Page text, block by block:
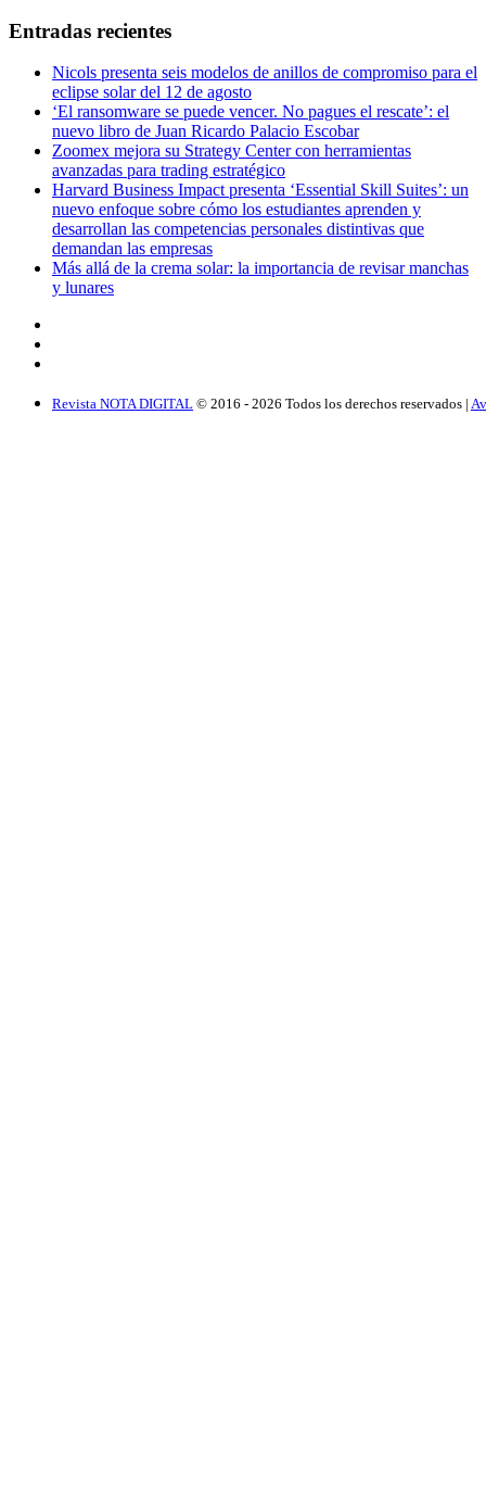
Entradas recientes
Nicols presenta seis modelos de anillos de compromiso para el
eclipse solar del 12 de agosto
‘El ransomware se puede vencer. No pagues el rescate’: el
nuevo libro de Juan Ricardo Palacio Escobar
Zoomex mejora su Strategy Center con herramientas
avanzadas para trading estratégico
Harvard Business Impact presenta ‘Essential Skill Suites’: un
nuevo enfoque sobre cómo los estudiantes aprenden y
desarrollan las competencias personales distintivas que
demandan las empresas
Más allá de la crema solar: la importancia de revisar manchas
y lunares
Revista NOTA DIGITAL © 2016 - 2026 Todos los derechos reservados |